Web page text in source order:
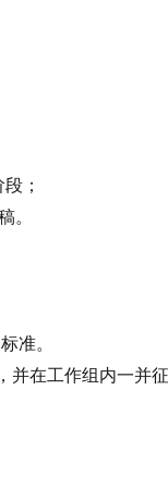
段；
。
准。
并在工作组内一并